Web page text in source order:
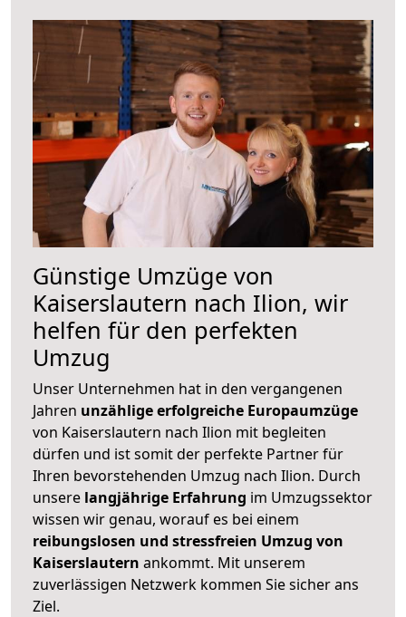
Günstige Umzüge von
Kaiserslautern nach Ilion, wir
helfen für den perfekten
Umzug
Unser Unternehmen hat in den vergangenen
Jahren unzählige erfolgreiche Europaumzüge
von Kaiserslautern nach Ilion mit begleiten
dürfen und ist somit der perfekte Partner für
Ihren bevorstehenden Umzug nach Ilion. Durch
unsere langjährige Erfahrung im Umzugssektor
wissen wir genau, worauf es bei einem
reibungslosen und stressfreien Umzug von
Kaiserslautern ankommt. Mit unserem
zuverlässigen Netzwerk kommen Sie sicher ans
Ziel.